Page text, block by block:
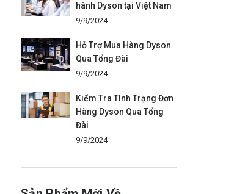
hành Dyson tại Việt Nam
9/9/2024
Hỗ Trợ Mua Hàng Dyson
Qua Tổng Đài
9/9/2024
Kiểm Tra Tình Trạng Đơn
Hàng Dyson Qua Tổng
Đài
9/9/2024